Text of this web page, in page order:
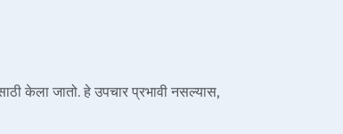
केला जातो. हे उपचार प्रभावी नसल्यास,